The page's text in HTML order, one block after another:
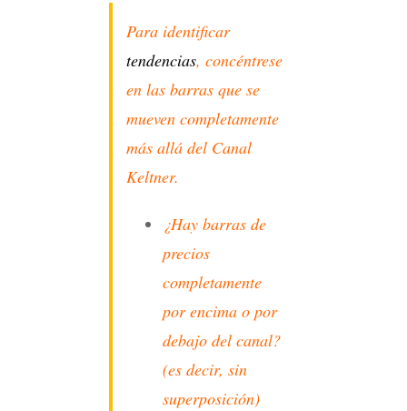
Para identificar
tendencias, concéntrese
en las barras que se
mueven completamente
más allá del Canal
Keltner.
¿Hay barras de
precios
completamente
por encima o por
debajo del canal?
(es decir, sin
superposición)